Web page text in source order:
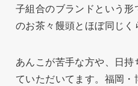
子組合のブランドという
のお茶々饅頭とほぼ同じく
あんこが苦手な方や、日
ていただいてます。福岡